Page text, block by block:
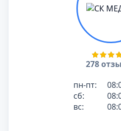
278
пн-пт:
сб:
вс: